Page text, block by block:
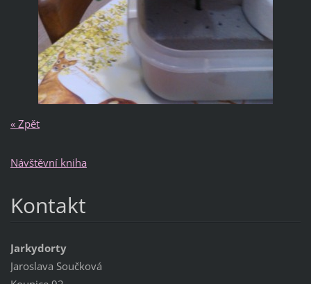
« Zpět
Návštěvní kniha
Kontakt
Jarkydorty
Jaroslava Součková